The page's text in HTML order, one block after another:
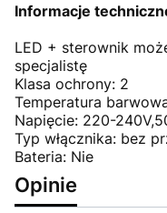
Informacje
LED + sterownik
specjalistę
Klasa ochrony: 2
Temperatura
Napięcie: 220-
Typ włącznika: bez
Bateria: Nie
Opinie